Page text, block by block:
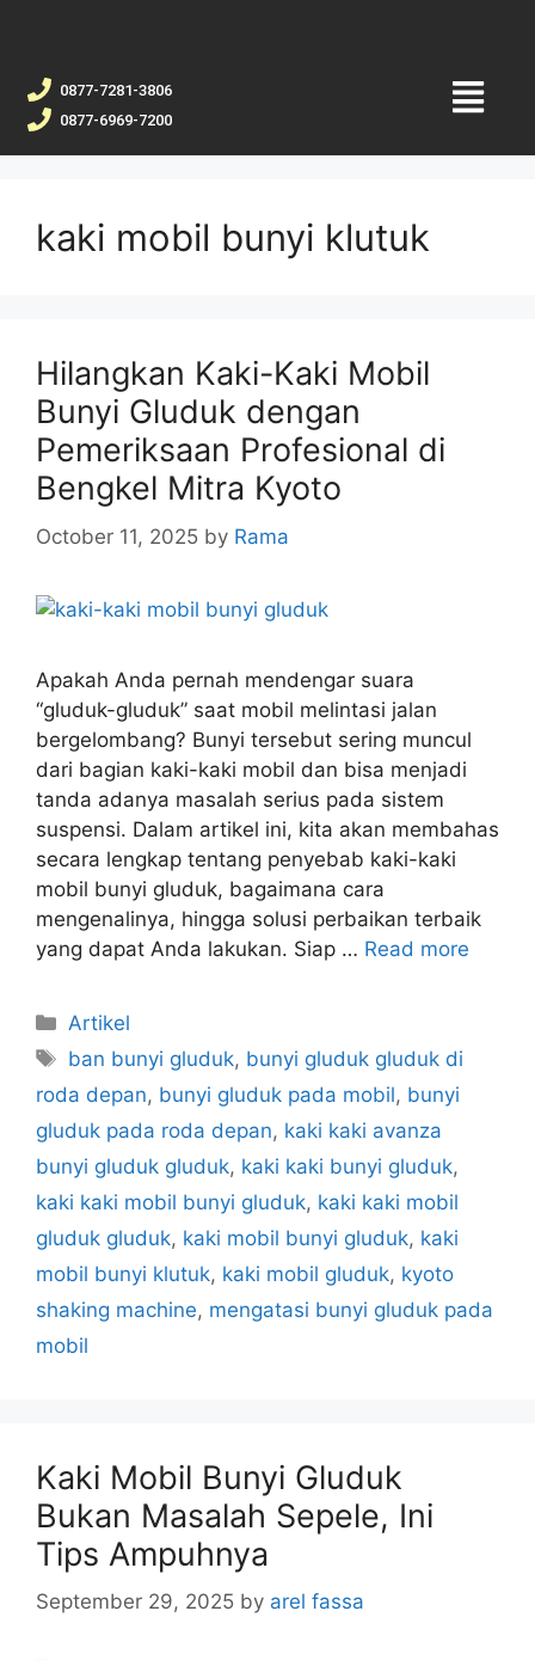
0877-7281-3806
0877-6969-7200
kaki mobil bunyi klutuk
Hilangkan Kaki-Kaki Mobil
Bunyi Gluduk dengan
Pemeriksaan Profesional di
Bengkel Mitra Kyoto
October 11, 2025 by Rama
Apakah Anda pernah mendengar suara
“gluduk-gluduk” saat mobil melintasi jalan
bergelombang? Bunyi tersebut sering muncul
dari bagian kaki-kaki mobil dan bisa menjadi
tanda adanya masalah serius pada sistem
suspensi. Dalam artikel ini, kita akan membahas
secara lengkap tentang penyebab kaki-kaki
mobil bunyi gluduk, bagaimana cara
mengenalinya, hingga solusi perbaikan terbaik
yang dapat Anda lakukan. Siap … Read more
Artikel
ban bunyi gluduk, bunyi gluduk gluduk di
roda depan, bunyi gluduk pada mobil, bunyi
gluduk pada roda depan, kaki kaki avanza
bunyi gluduk gluduk, kaki kaki bunyi gluduk,
kaki kaki mobil bunyi gluduk, kaki kaki mobil
gluduk gluduk, kaki mobil bunyi gluduk, kaki
mobil bunyi klutuk, kaki mobil gluduk, kyoto
shaking machine, mengatasi bunyi gluduk pada
mobil
Kaki Mobil Bunyi Gluduk
Bukan Masalah Sepele, Ini
Tips Ampuhnya
September 29, 2025 by arel fassa